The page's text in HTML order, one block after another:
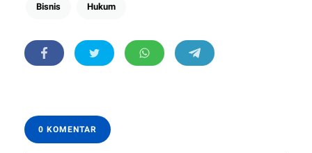
Bisnis Hukum
0 KOMENTAR